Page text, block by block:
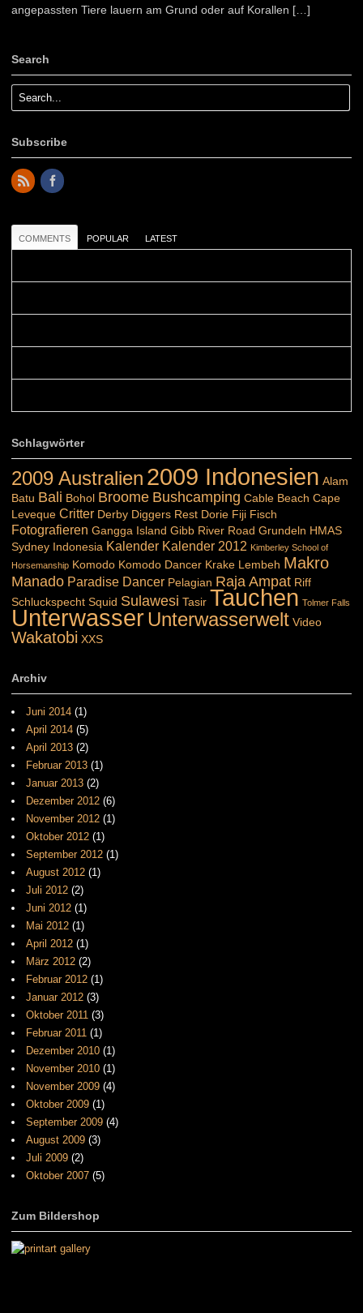
angepassten Tiere lauern am Grund oder auf Korallen […]
Search
Subscribe
COMMENTS POPULAR LATEST
Schlagwörter
2009 Australien 2009 Indonesien Alam
Batu Bali Bohol Broome Bushcamping Cable Beach Cape
Leveque Critter Derby Diggers Rest Dorie Fiji Fisch
Fotografieren Gangga Island Gibb River Road Grundeln HMAS
Sydney Indonesia Kalender Kalender 2012 Kimberley School of
Horsemanship Komodo Komodo Dancer Krake Lembeh Makro
Manado Paradise Dancer Pelagian Raja Ampat Riff
Schluckspecht Squid Sulawesi Tasir Tauchen Tolmer Falls
UnterwasserUnterwasserwelt Video
Wakatobi XXS
Archiv
Juni 2014 (1)
April 2014 (5)
April 2013 (2)
Februar 2013 (1)
Januar 2013 (2)
Dezember 2012 (6)
November 2012 (1)
Oktober 2012 (1)
September 2012 (1)
August 2012 (1)
Juli 2012 (2)
Juni 2012 (1)
Mai 2012 (1)
April 2012 (1)
März 2012 (2)
Februar 2012 (1)
Januar 2012 (3)
Oktober 2011 (3)
Februar 2011 (1)
Dezember 2010 (1)
November 2010 (1)
November 2009 (4)
Oktober 2009 (1)
September 2009 (4)
August 2009 (3)
Juli 2009 (2)
Oktober 2007 (5)
Zum Bildershop